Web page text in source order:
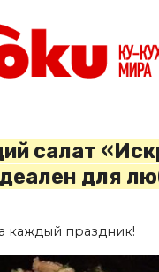
салат
для
каждый праздник!